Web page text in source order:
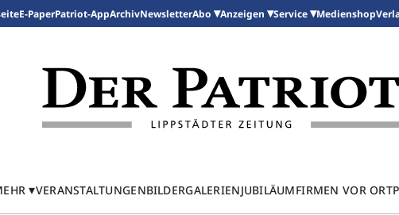
E-PaperPatriot-AppArchivNewsletterAbo Anzeigen Service Medienshop
VERANSTALTUNGENBILDERGALERIENJUBILÄUMFIRMEN VOR ORT